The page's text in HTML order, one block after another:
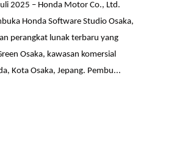
2025 – Honda Motor Co., Ltd.
Honda Software Studio Osaka,
perangkat lunak terbaru yang
Osaka, kawasan komersial
Kota Osaka, Jepang. Pembu...